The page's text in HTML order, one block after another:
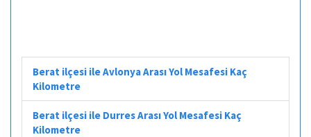
Berat ilçesi ile Avlonya Arası Yol Mesafesi Kaç
Kilometre
Berat ilçesi ile Durres Arası Yol Mesafesi Kaç
Kilometre